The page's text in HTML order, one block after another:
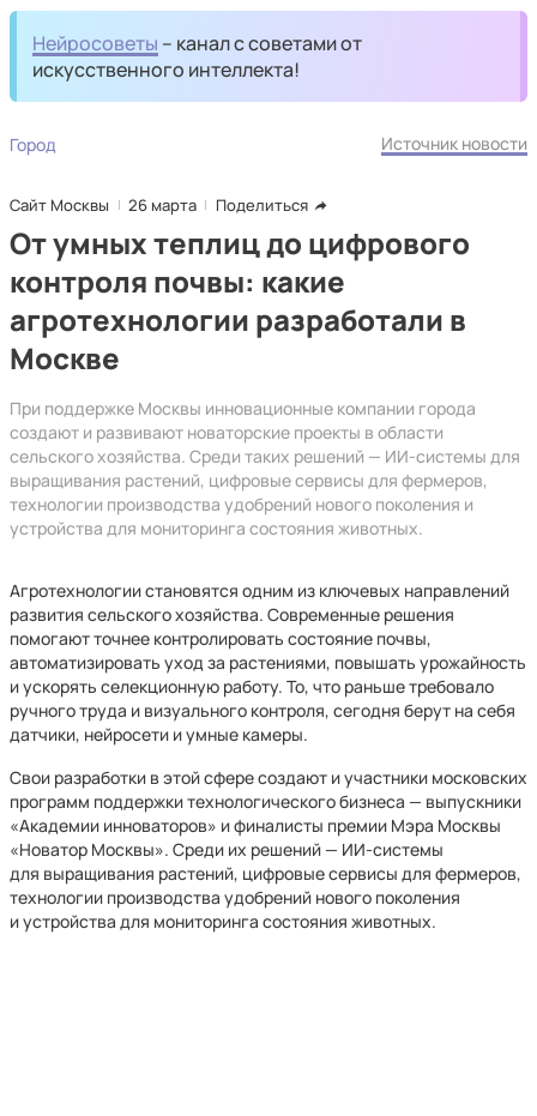
Нейросоветы – канал с советами от
искусственного интеллекта!
Город Источник новости
Сайт Москвы 26 марта Поделиться
От умных теплиц до цифрового
контроля почвы: какие
агротехнологии разработали в
Москве
При поддержке Москвы инновационные компании города
создают и развивают новаторские проекты в области
сельского хозяйства. Среди таких решений — ИИ-системы для
выращивания растений, цифровые сервисы для фермеров,
технологии производства удобрений нового поколения и
устройства для мониторинга состояния животных.
Агротехнологии становятся одним из ключевых направлений
развития сельского хозяйства. Современные решения
помогают точнее контролировать состояние почвы,
автоматизировать уход за растениями, повышать урожайность
и ускорять селекционную работу. То, что раньше требовало
ручного труда и визуального контроля, сегодня берут на себя
датчики, нейросети и умные камеры.
Свои разработки в этой сфере создают и участники московских
программ поддержки технологического бизнеса — выпускники
«Академии инноваторов» и финалисты премии Мэра Москвы
«Новатор Москвы». Среди их решений — ИИ-системы
для выращивания растений, цифровые сервисы для фермеров,
технологии производства удобрений нового поколения
и устройства для мониторинга состояния животных.